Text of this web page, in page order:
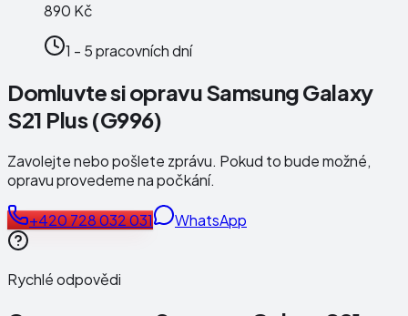
890 Kč
1 - 5 pracovních dní
Domluvte si opravu Samsung Galaxy
S21 Plus (G996)
Zavolejte nebo pošlete zprávu. Pokud to bude možné,
opravu provedeme na počkání.
+420 728 032 031 WhatsApp
Rychlé odpovědi